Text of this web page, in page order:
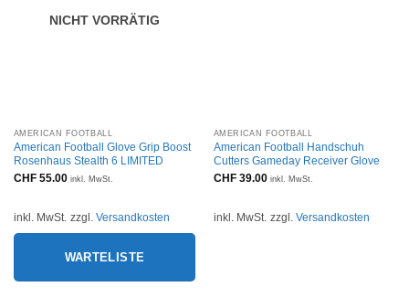
NICHT VORRÄTIG
AMERICAN FOOTBALL
American Football Glove Grip Boost
Rosenhaus Stealth 6 LIMITED
CHF55.00 inkl. MwSt.
inkl. MwSt. zzgl. Versandkosten
WARTELISTE
AMERICAN FOOTBALL
American Football Handschuh
Cutters Gameday Receiver Glove
CHF39.00 inkl. MwSt.
inkl. MwSt. zzgl. Versandkosten